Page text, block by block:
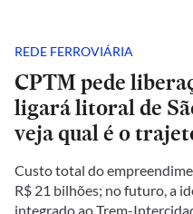
REDE FERROVIÁRIA
CPTM pede
ligará litoral de
veja qual é o
Custo total do
R$ 21 bilhões; no futuro, a
integrado ao Trem-